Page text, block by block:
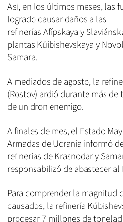
Así, en los últimos meses, las
logrado causar daños a las
refinerías Afípskaya y
plantas Kúibishevskaya y
Samara.
A mediados de agosto, la
(Rostov) ardió durante más
de un dron enemigo.
A finales de mes, el Estado
Armadas de Ucrania informó
refinerías de Krasnodar y
responsabilizó de abastecer al
Para comprender la magnitud
causados, la refinería
procesar 7 millones de